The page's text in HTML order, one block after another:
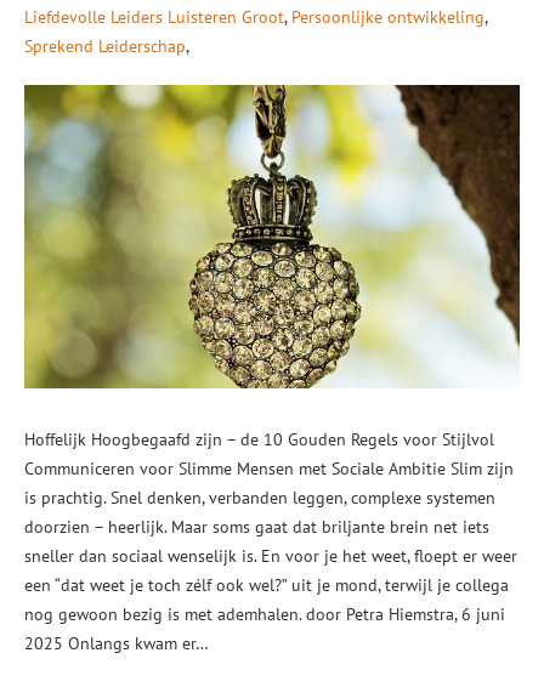
Liefdevolle Leiders Luisteren Groot Persoonlijke ontwikkeling
Sprekend Leiderschap
Hoffelijk Hoogbegaafd zijn – de 10 Gouden Regels voor Stijlvol
Communiceren voor Slimme Mensen met Sociale Ambitie Slim zijn
is prachtig. Snel denken, verbanden leggen, complexe systemen
doorzien – heerlijk. Maar soms gaat dat briljante brein net iets
sneller dan sociaal wenselijk is. En voor je het weet, floept er weer
een “dat weet je toch zélf ook wel?” uit je mond, terwijl je collega
nog gewoon bezig is met ademhalen. door Petra Hiemstra, 6 juni
2025 Onlangs kwam er…